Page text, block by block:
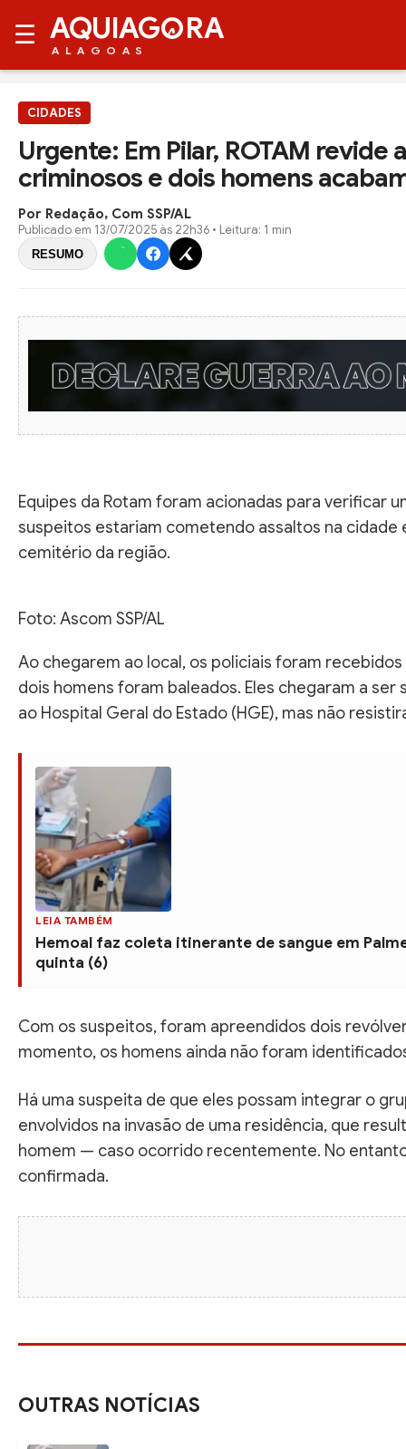
☰ AQUIAG RA
ALAGOAS
CIDADES
Urgente: Em Pilar, ROTAM revide
criminosos e dois homens
Por Redação, Com SSP/AL
Publicado em 13/07/2025 às 22h36 • Leitura: 1 min
RESUMO
Equipes da Rotam foram acionadas para verificar
suspeitos estariam cometendo assaltos na cidade
cemitério da região.
Foto: Ascom SSP/AL
Ao chegarem ao local, os policiais foram
dois homens foram baleados. Eles chegaram a
ao Hospital Geral do Estado (HGE), mas não
LEIA TAMBÉM
Hemoal faz coleta itinerante de sangue em
quinta (6)
Com os suspeitos, foram apreendidos dois
momento, os homens ainda não foram
Há uma suspeita de que eles possam integrar o
envolvidos na invasão de uma residência, que
homem — caso ocorrido recentemente. No
confirmada.
OUTRAS NOTÍCIAS